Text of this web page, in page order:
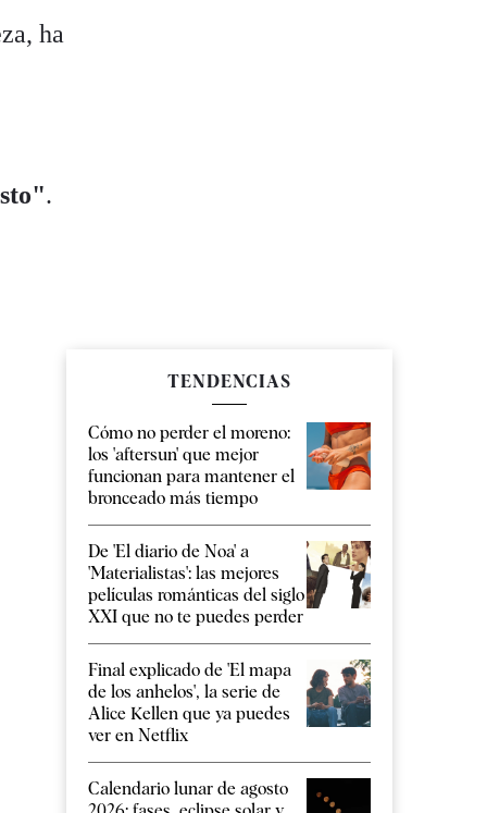
ha
.
TENDENCIAS
Cómo no perder el moreno:
los 'aftersun' que mejor
funcionan para mantener el
bronceado más tiempo
De 'El diario de Noa' a
'Materialistas': las mejores
películas románticas del siglo
XXI que no te puedes perder
Final explicado de 'El mapa
de los anhelos', la serie de
Alice Kellen que ya puedes
ver en Netflix
Calendario lunar de agosto